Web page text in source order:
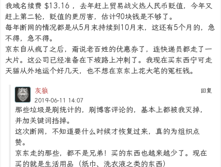
我域名续费 $13.16 ，去年赶上贸易战火热人民币贬值，今年又
赶上第二轮，贬值的更厉害，估计90块钱是不够了。
每年断网的情况都是从5月末持续到10月末，这还有5个月的，急
不得，急不得。
京东自从疯了之后，甭说老百姓的优惠券了，连快递员都走了一
大片。这公司已经准备在下坡路上冲刺了。我现在买东西宁可走
天猫从外地运个好几天，也不想在京东上花大笔的冤枉钱。
回复
灰狼
2019-06-11 14:07
那些垃圾是刷统计的，刷博客评论的，基本上都被我灭掉，
并加关键词挡掉。
这次断网，不知道要什么时候才恢复过来，真的为组织点
赞。
京东走的那些，都不是兄弟！买的东西也越来越少了。现在
买的就是生活用品（纸巾、洗衣液之类的东西）